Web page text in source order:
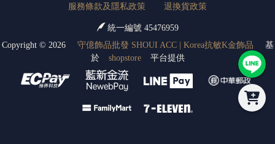
服務條款及隱私政策 退換貨政策
統一編號 45476959
Copyright © 2026 守億飾品批發 SHOUI ACC | Korea抗敏K金飾品
基
於
shopstore 平台提供